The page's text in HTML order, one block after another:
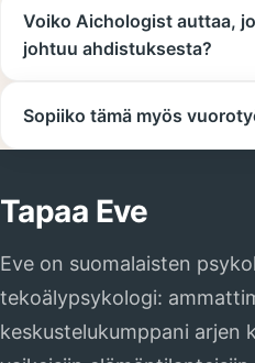
Voiko Aichologist auttaa,
johtuu ahdistuksesta?
Sopiiko tämä myös
Tapaa Eve
Eve on suomalaisten
tekoälypsykologi:
keskustelukumppani arjen